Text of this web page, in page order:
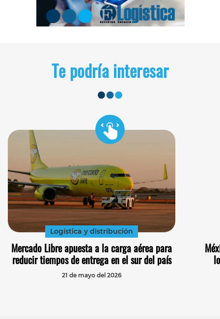
Te podría interesar
Logística y distribución
Mercado Libre apuesta a la carga aérea para
reducir tiempos de entrega en el sur del país
21 de mayo del 2026